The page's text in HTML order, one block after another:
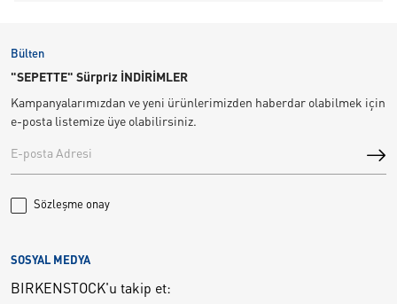
Bülten
"SEPETTE" Sürpriz İNDİRİMLER
Kampanyalarımızdan ve yeni ürünlerimizden haberdar olabilmek için
e-posta listemize üye olabilirsiniz.
Sözleşme onay
SOSYAL MEDYA
BIRKENSTOCK'u takip et: